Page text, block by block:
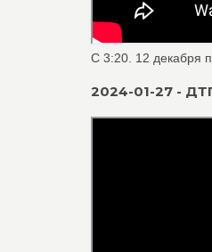
C 3:20. 12 декабря
2024-01-27 -